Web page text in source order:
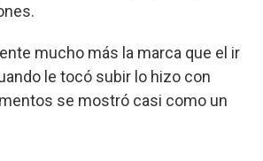
mucho más la marca que el ir
le tocó subir lo hizo con
se mostró casi como un